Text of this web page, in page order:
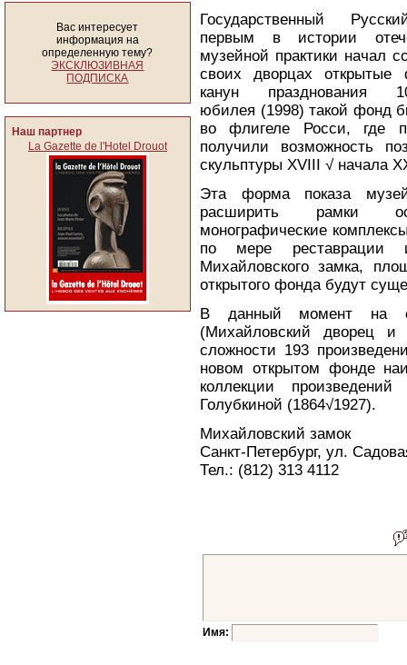
Вас интересует
информация на
определенную тему?
ЭКСКЛЮЗИВНАЯ
ПОДПИСКА
Наш партнер
La Gazette de l'Hotel Drouot
Государственный
первым в истории
музейной практики начал
своих дворцах
канун празднования
юбилея (1998) такой фонд
во флигеле Росси, где
получили возможность
скульптуры XVIII √ начала
Эта форма показа
расширить рамки
монографические
по мере реставрации
Михайловского замка,
открытого фонда будут
В данный момент на
(Михайловский дворец и
сложности 193
новом открытом фонде
коллекции
Голубкиной (1864√1927).
Михайловский замок
Санкт-Петербург, ул.
Тел.: (812) 313 4112
Имя: